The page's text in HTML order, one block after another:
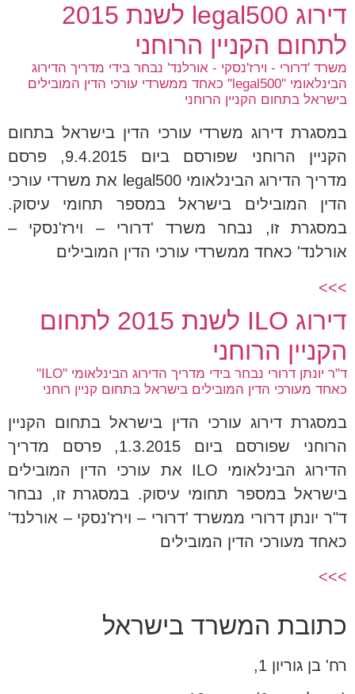
דירוג legal500 לשנת 2015
לתחום הקניין הרוחני
משרד 'דרורי - וירז'נסקי - אורלנד' נבחר בידי מדריך הדירוג
הבינלאומי "legal500" כאחד ממשרדי עורכי הדין המובילים
בישראל בתחום הקניין הרוחני
במסגרת דירוג משרדי עורכי הדין בישראל בתחום
הקניין הרוחני שפורסם ביום 9.4.2015, פרסם
מדריך הדירוג הבינלאומי legal500 את משרדי עורכי
הדין המובילים בישראל במספר תחומי עיסוק.
במסגרת זו, נבחר משרד 'דרורי – וירז'נסקי –
אורלנד' כאחד ממשרדי עורכי הדין המובילים
>>>
דירוג ILO לשנת 2015 לתחום
הקניין הרוחני
ד"ר יונתן דרורי נבחר בידי מדריך הדירוג הבינלאומי "ILO"
כאחד מעורכי הדין המובילים בישראל בתחום קניין רוחני
במסגרת דירוג עורכי הדין בישראל בתחום הקניין
הרוחני שפורסם ביום 1.3.2015, פרסם מדריך
הדירוג הבינלאומי ILO את עורכי הדין המובילים
בישראל במספר תחומי עיסוק. במסגרת זו, נבחר
ד"ר יונתן דרורי ממשרד 'דרורי – וירז'נסקי – אורלנד'
כאחד מעורכי הדין המובילים
>>>
כתובת המשרד בישראל
רח' בן גוריון 1,